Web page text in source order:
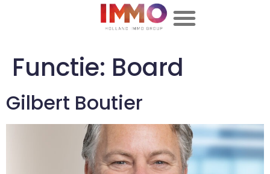
Functie: Board
Gilbert Boutier